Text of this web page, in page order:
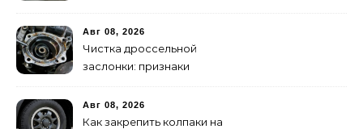
Авг 08, 2026
Чистка дроссельной
заслонки: признаки
Авг 08, 2026
Как закрепить колпаки на